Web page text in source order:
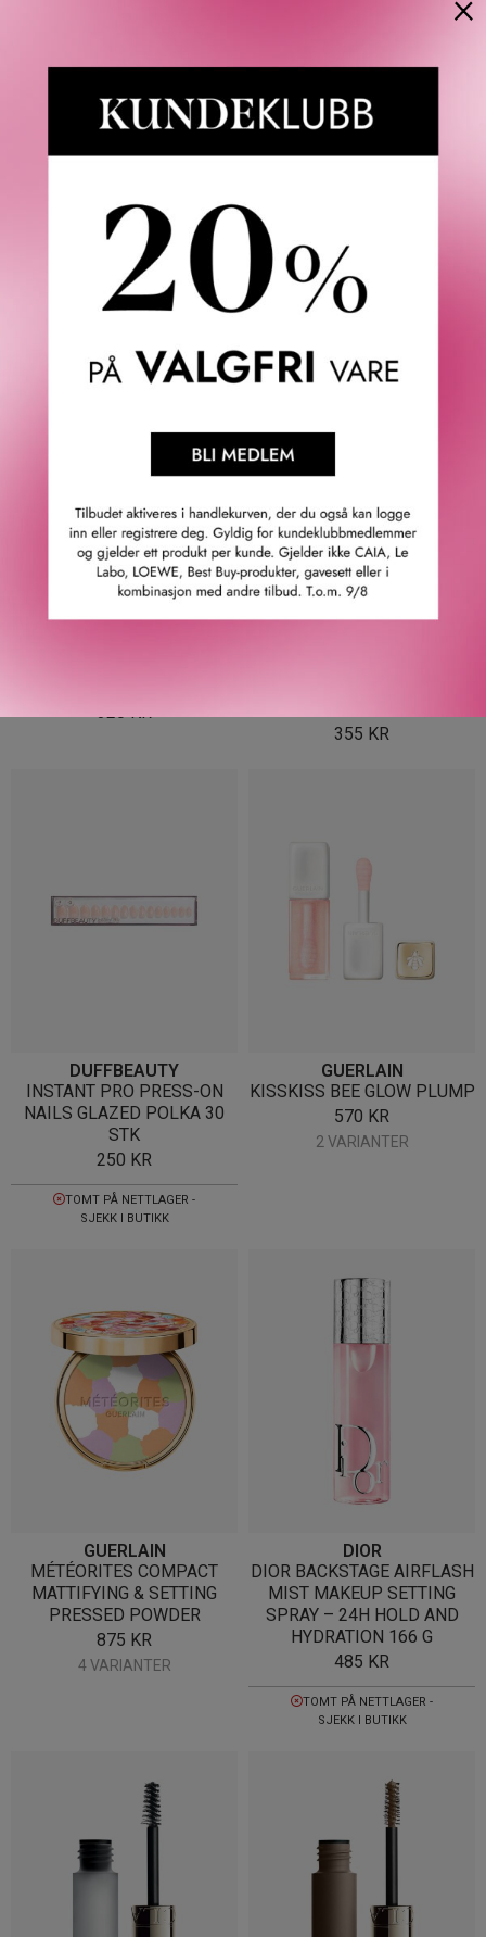
CLARINS
LIP OIL BALM CRYO-
PLUMPING 00 3 G
320KR
SUMMER LOOK BRONZING
POWDER UNIVERSAL
BRONZE 18 G
460
355 KR
DUFFBEAUTY
INSTANT PRO PRESS-ON
NAILS GLAZED POLKA 30
STK
250 KR
TOMT PÅ NETTLAGER -
SJEKK I BUTIKK
GUERLAIN
KISSKISS BEE GLOW PLUMP
570 KR
2 VARIANTER
GUERLAIN
MÉTÉORITES COMPACT
MATTIFYING & SETTING
PRESSED POWDER
875 KR
4 VARIANTER
DIOR
DIOR BACKSTAGE AIRFLASH
MIST MAKEUP SETTING
SPRAY – 24H HOLD AND
HYDRATION 166 G
485 KR
TOMT PÅ NETTLAGER -
SJEKK I BUTIKK